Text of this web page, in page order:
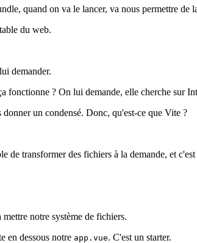
quand on va le lancer, va nous permettre de
du web.
demander.
? On lui demande, elle cherche sur
un condensé. Donc, qu'est-ce que Vite ?
transformer des fichiers à la demande, et
notre système de fichiers.
en dessous notre app.vue. C'est un starter.